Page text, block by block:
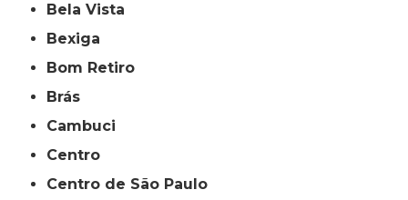
Bela Vista
Bexiga
Bom Retiro
Brás
Cambuci
Centro
Centro de São Paulo